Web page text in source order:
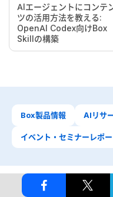
AIエージェントにコンテ
ツの活用方法を教える:
OpenAI Codex向けBox
Skillの構築
Box製品情報 AIリサ
イベント・セミナーレポ